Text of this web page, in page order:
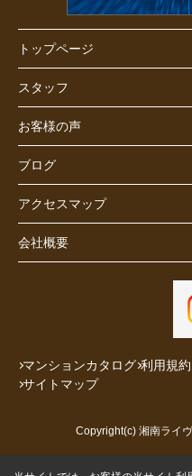
トップページ
スタッフ
お客様の声
ブログ
アクセスマップ
会社概要
マンションカタログ 利用規約
サイトマップ
Copyright(c) 湘南ライ